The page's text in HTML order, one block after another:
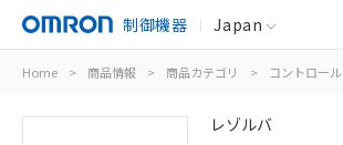
制御機器 Japan
Home > 商品情報 > 商品カテゴリ > コントロール
レゾルバ